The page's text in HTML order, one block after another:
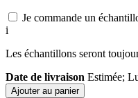
Je commande un
i
Les échantillons seront
Date de livraison Estimée;
Ajouter au panier